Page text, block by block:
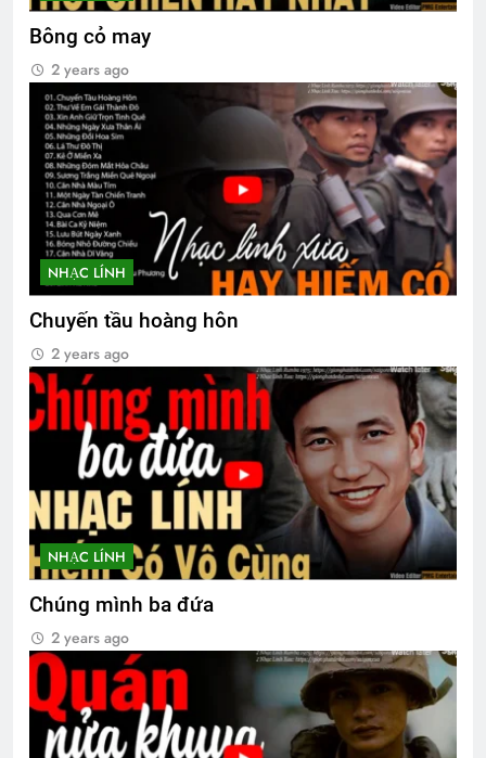
Bông cỏ may
2 years ago
NHẠC LÍNH
Chuyến tầu hoàng hôn
2 years ago
NHẠC LÍNH
Chúng mình ba đứa
2 years ago